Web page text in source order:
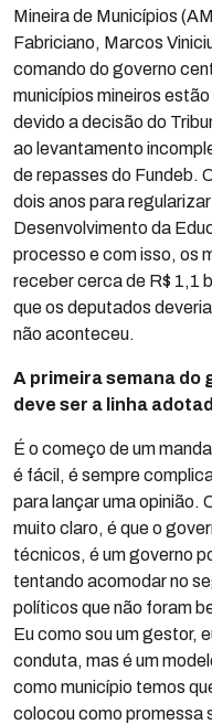
Mineira de Municípios
Fabriciano, Marcos
comando do governo
municípios mineiros
devido a decisão do
ao levantamento
de repasses do Fundeb.
dois anos para
Desenvolvimento da
processo e com isso, os
receber cerca de R$ 1,1
que os deputados
não aconteceu.
A primeira semana do
deve ser a linha
É o começo de um
é fácil, é sempre
para lançar uma opinião.
muito claro, é que o
técnicos, é um governo
tentando acomodar no
políticos que não foram
Eu como sou um gestor,
conduta, mas é um
como município temos
colocou como promessa